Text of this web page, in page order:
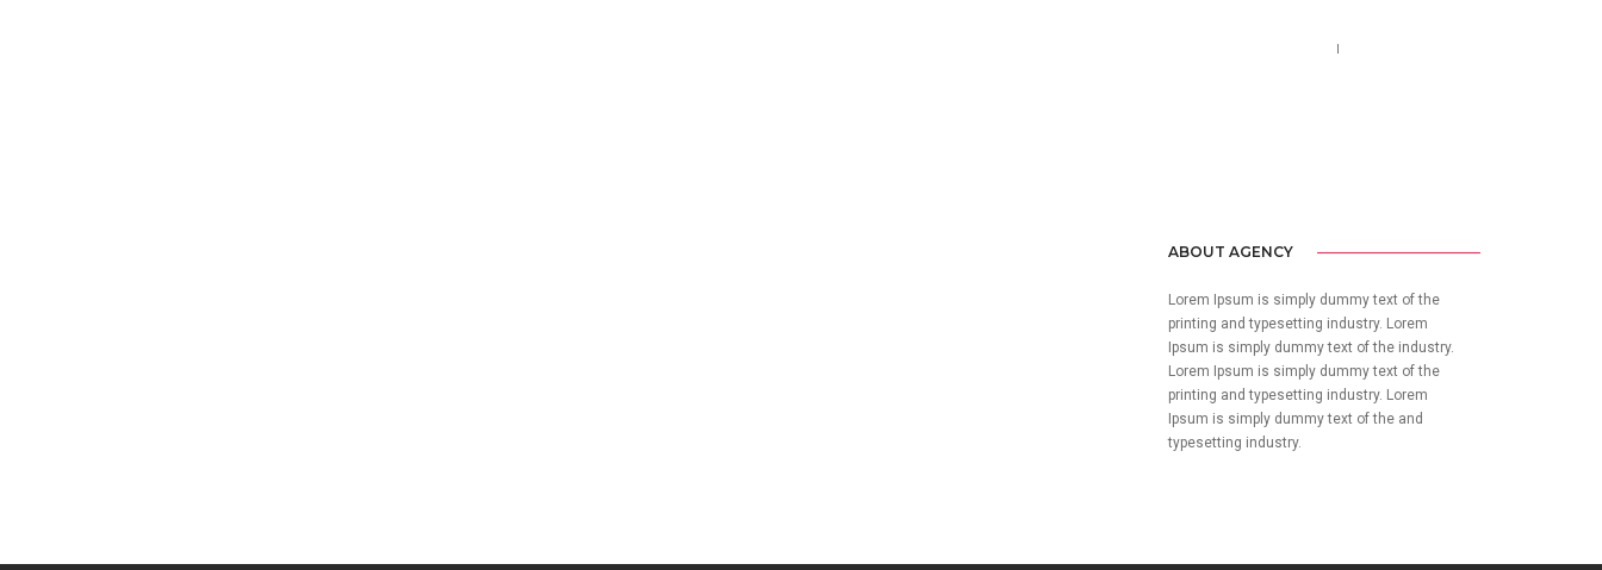
ABOUT AGENCY
Lorem Ipsum is simply dummy text of the
printing and typesetting industry. Lorem
Ipsum is simply dummy text of the industry.
Lorem Ipsum is simply dummy text of the
printing and typesetting industry. Lorem
Ipsum is simply dummy text of the and
typesetting industry.